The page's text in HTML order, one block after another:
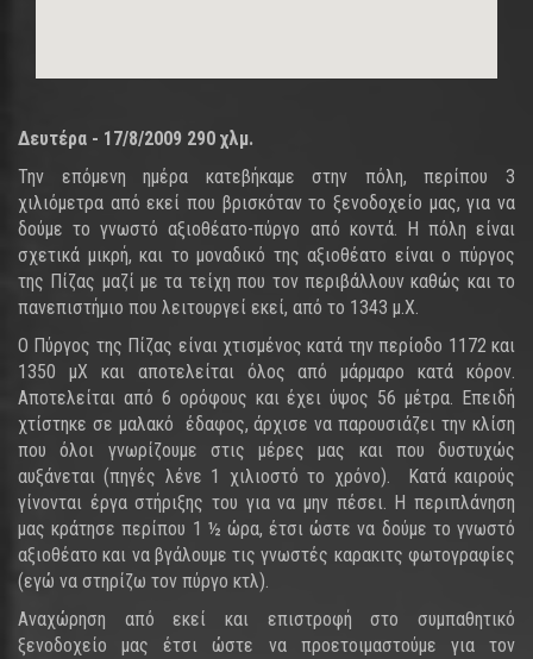
Δευτέρα - 17/8/2009 290 χλμ.
Την επόμενη ημέρα κατεβήκαμε στην πόλη, περίπου 3
χιλιόμετρα από εκεί που βρισκόταν το ξενοδοχείο μας, για να
δούμε το γνωστό αξιοθέατο-πύργο από κοντά. Η πόλη είναι
σχετικά μικρή, και το μοναδικό της αξιοθέατο είναι ο πύργος
της Πίζας μαζί με τα τείχη που τον περιβάλλουν καθώς και το
πανεπιστήμιο που λειτουργεί εκεί, από το 1343 μ.Χ.
Ο Πύργος της Πίζας είναι χτισμένος κατά την περίοδο 1172 και
1350 μΧ και αποτελείται όλος από μάρμαρο κατά κόρον.
Αποτελείται από 6 ορόφους και έχει ύψος 56 μέτρα. Επειδή
χτίστηκε σε μαλακό έδαφος, άρχισε να παρουσιάζει την κλίση
που όλοι γνωρίζουμε στις μέρες μας και που δυστυχώς
αυξάνεται (πηγές λένε 1 χιλιοστό το χρόνο). Κατά καιρούς
γίνονται έργα στήριξης του για να μην πέσει. Η περιπλάνηση
μας κράτησε περίπου 1 ½ ώρα, έτσι ώστε να δούμε το γνωστό
αξιοθέατο και να βγάλουμε τις γνωστές καρακιτς φωτογραφίες
(εγώ να στηρίζω τον πύργο κτλ).
Αναχώρηση από εκεί και επιστροφή στο συμπαθητικό
ξενοδοχείο μας έτσι ώστε να προετοιμαστούμε για τον